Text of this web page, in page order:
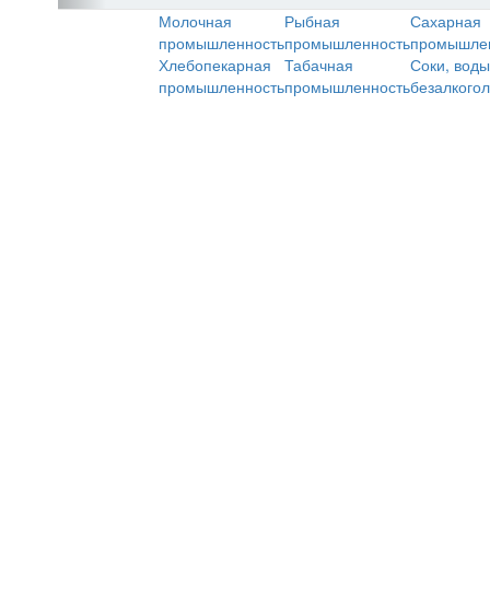
Молочная
промышленность
Рыбная
промышленность
Сахарная
Хлебопекарная
промышленность
Табачная
промышленность
Соки,